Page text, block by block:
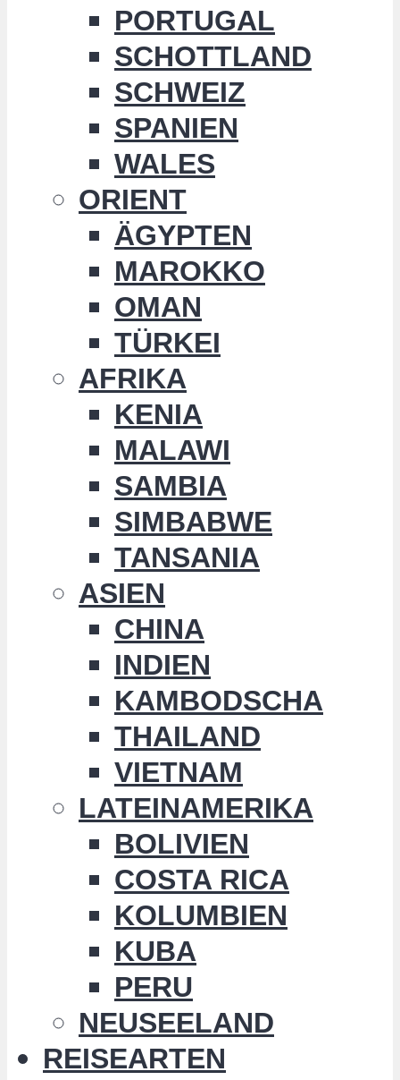
PORTUGAL
SCHOTTLAND
SCHWEIZ
SPANIEN
WALES
ORIENT
ÄGYPTEN
MAROKKO
OMAN
TÜRKEI
AFRIKA
KENIA
MALAWI
SAMBIA
SIMBABWE
TANSANIA
ASIEN
CHINA
INDIEN
KAMBODSCHA
THAILAND
VIETNAM
LATEINAMERIKA
BOLIVIEN
COSTA RICA
KOLUMBIEN
KUBA
PERU
NEUSEELAND
REISEARTEN